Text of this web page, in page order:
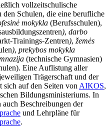
vollzeitschulische
Schulen, die eine berufliche
mokykla (Berufsschulen),
), darbo
Trainings-Zentren), žemės
), prekybos mokykla
(technische Gymnasien)
Eine Auflistung aller
Trägerschaft und der
sich auf den Seiten von AIKOS,
Bildungsministeriums. In
Beschreibungen der
und Lehrpläne für
.